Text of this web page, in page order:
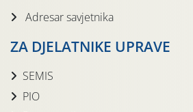
Adresar savjetnika
ZA DJELATNIKE UPRAVE
SEMIS
PIO